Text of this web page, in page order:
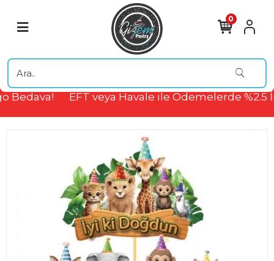
Bedava! EFT veya Havale ile Ödemelerde %2.5
0